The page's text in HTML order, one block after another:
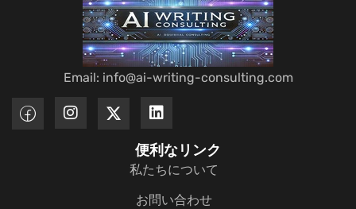
Email: info@ai-writing-consulting.com
便利なリンク
私たちについて
お問い合わせ